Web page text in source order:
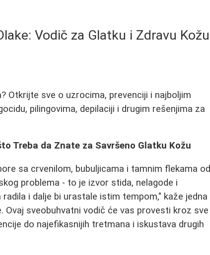
Vodič za Glatku i Zdravu Kožu
Otkrijte sve o uzrocima, prevenciji i najboljim
pilingovima, depilaciji i drugim rešenjima za
Treba da Znate za Savršeno Glatku Kožu
sa crvenilom, bubuljicama i tamnim flekama od
problema - to je izvor stida, nelagode i
i dalje bi urastale istim tempom," kaže jedna
Ovaj sveobuhvatni vodič će vas provesti kroz sve
do najefikasnijih tretmana i iskustava drugih